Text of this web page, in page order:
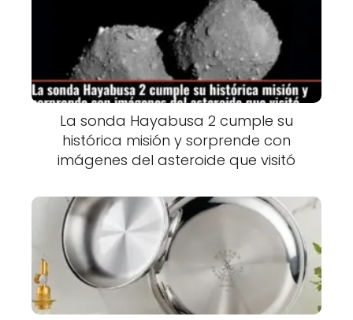
La sonda Hayabusa 2 cumple su
histórica misión y sorprende con
imágenes del asteroide que visitó